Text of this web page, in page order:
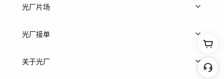
热门音乐
光厂片场
上传案例
光厂接单
上架服务
关于光厂